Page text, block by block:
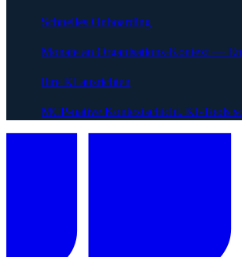
Schnelles Onboarding
Monate an Organisations-Kontext —
Ihre KI ausrichten
MCP-native Kontextschicht. KI-Tools